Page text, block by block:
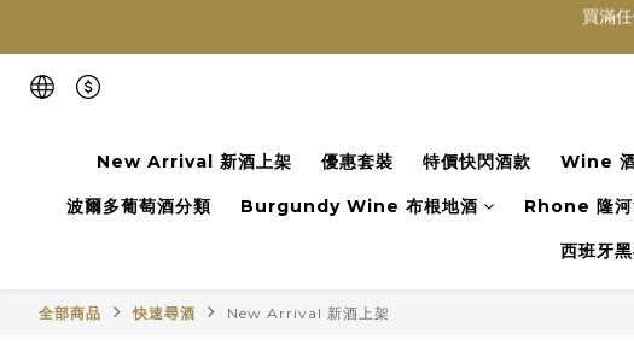
買滿
New Arrival 新酒上架
優惠套裝 特價快閃酒款 Wine
波爾多葡萄酒分類 Burgundy Wine 布根地酒 Rhone 隆河
西班牙
全部商品 快速尋酒 New Arrival 新酒上架